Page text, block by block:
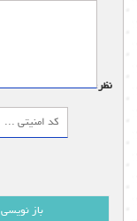
نظر:
باز نویسی